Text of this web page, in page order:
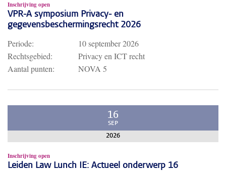
Inschrijving open
VPR-A symposium Privacy- en
gegevensbeschermingsrecht 2026
Periode:
10 september 2026
Rechtsgebied:
Privacy en ICT recht
Aantal punten:
NOVA 5
16
SEP
2026
Inschrijving open
Leiden Law Lunch IE: Actueel onderwerp 16